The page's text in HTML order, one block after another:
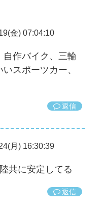
金) 07:04:10
自作バイク、三輪
スポーツカー、
返信
月) 16:30:39
共に安定してる
返信